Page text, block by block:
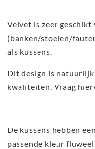
Velvet is zeer geschikt
(banken/stoelen/
als kussens.
Dit design is
kwaliteiten. Vraag
De kussens hebben
passende kleur fluweel.